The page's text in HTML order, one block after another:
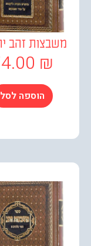
זהב יהושע
74.00
הוספה לסל